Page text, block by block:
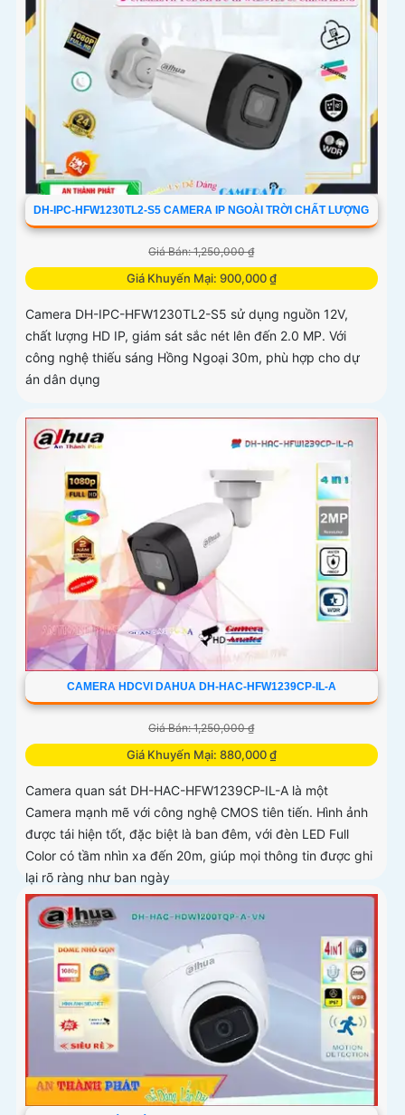
DH-IPC-HFW1230TL2-S5 CAMERA IP NGOÀI TRỜI CHẤT LƯỢNG
Giá Bán: 1,250,000 ₫
Giá Khuyến Mại: 900,000 ₫
Camera DH-IPC-HFW1230TL2-S5 sử dụng nguồn 12V,
chất lượng HD IP, giám sát sắc nét lên đến 2.0 MP. Với
công nghệ thiếu sáng Hồng Ngoại 30m, phù hợp cho dự
án dân dụng
CAMERA HDCVI DAHUA DH-HAC-HFW1239CP-IL-A
Giá Bán: 1,250,000 ₫
Giá Khuyến Mại: 880,000 ₫
Camera quan sát DH-HAC-HFW1239CP-IL-A là một
Camera mạnh mẽ với công nghệ CMOS tiên tiến. Hình ảnh
được tái hiện tốt, đặc biệt là ban đêm, với đèn LED Full
Color có tầm nhìn xa đến 20m, giúp mọi thông tin được ghi
lại rõ ràng như ban ngày